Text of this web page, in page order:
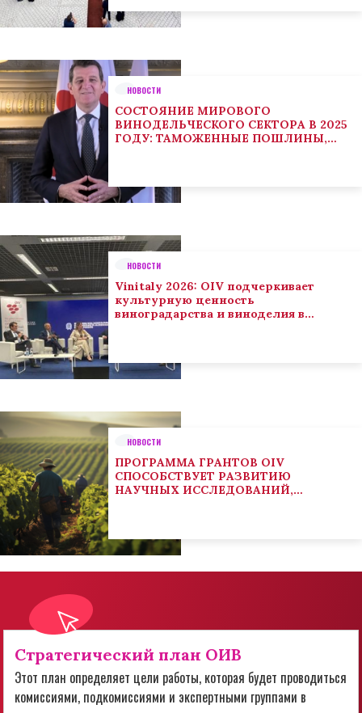
НОВОСТИ
СОСТОЯНИЕ МИРОВОГО
ВИНОДЕЛЬЧЕСКОГО СЕКТОРА В 2025
ГОДУ: ТАМОЖЕННЫЕ ПОШЛИНЫ,
НОВОСТИ
Vinitaly 2026: OIV подчеркивает
культурную ценность
виноградарства и виноделия в
НОВОСТИ
ПРОГРАММА ГРАНТОВ OIV
СПОСОБСТВУЕТ РАЗВИТИЮ
НАУЧНЫХ ИССЛЕДОВАНИЙ,
Стратегический план ОИВ
Этот план определяет цели работы, которая будет проводиться
комиссиями, подкомиссиями и экспертными группами в